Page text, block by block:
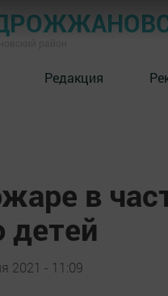
Редакция
в
детей
2021 - 11:09